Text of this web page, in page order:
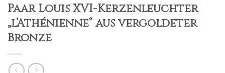
Paar Louis XVI-Kerzenleuchter
„l’Athénienne“ aus vergoldeter
Bronze